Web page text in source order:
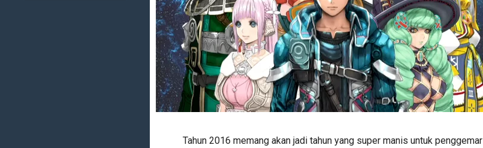
Tahun 2016 memang akan jadi tahun yang super manis untuk penggemar